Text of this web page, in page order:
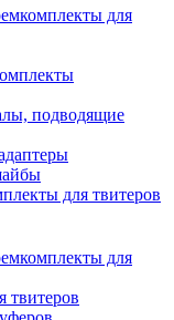
для
подводящие
для твитеров
для
твитеров